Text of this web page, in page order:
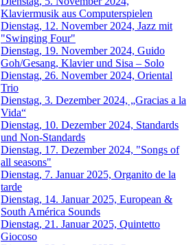
Klaviermusik aus Computerspielen
Dienstag, 12. November 2024, Jazz mit
"Swinging Four"
Dienstag, 19. November 2024, Guido
Goh/Gesang, Klavier und Sisa – Solo
Dienstag, 26. November 2024, Oriental
Trio
Dienstag, 3. Dezember 2024, „Gracias a la
Vida“
Dienstag, 10. Dezember 2024, Standards
und Non-Standards
Dienstag, 17. Dezember 2024, "Songs of
all seasons"
Dienstag, 7. Januar 2025, Organito de la
tarde
Dienstag, 14. Januar 2025, European &
South América Sounds
Dienstag, 21. Januar 2025, Quintetto
Giocoso